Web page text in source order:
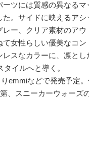
ツには質感の異なる
。サイドに映えるア
ー、クリア素材のア
女性らしい優美なコン
スなカラーに、凛とし
イルへと導く。
emmiなどで発売予定
、スニーカーウォーズ